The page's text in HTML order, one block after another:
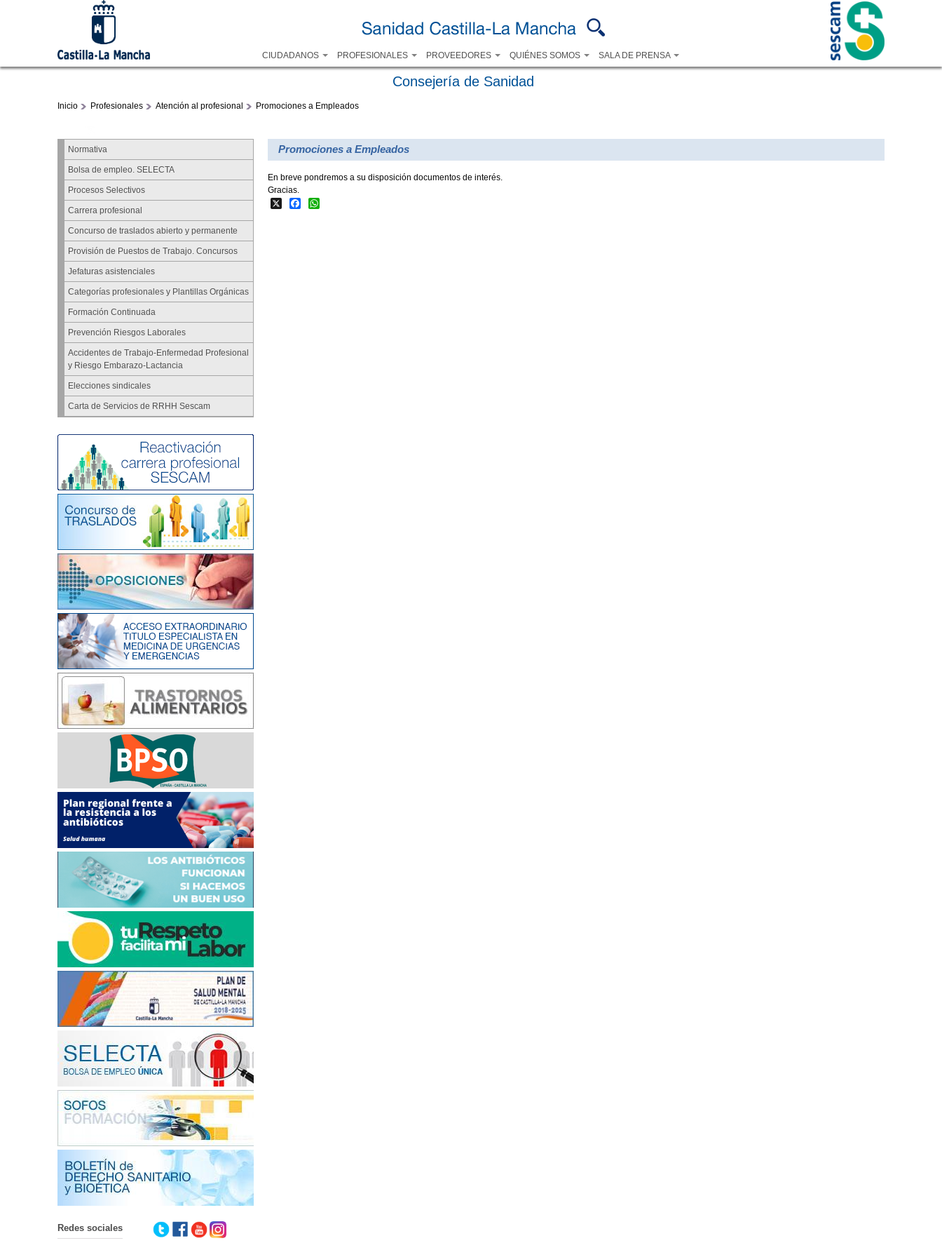
principal
CIUDADANOS PROFESIONALES PROVEEDORES QUIÉNES SOMOS SALA DE PRENSA
Consejería de Sanidad
Inicio Profesionales Atención al profesional Promociones a Empleados
Normativa
Bolsa de empleo. SELECTA
Procesos Selectivos
Carrera profesional
Concurso de traslados abierto y permanente
Provisión de Puestos de Trabajo. Concursos
Jefaturas asistenciales
Categorías profesionales y Plantillas Orgánicas
Formación Continuada
Prevención Riesgos Laborales
Accidentes de Trabajo-Enfermedad Profesional
y Riesgo Embarazo-Lactancia
Elecciones sindicales
Carta de Servicios de RRHH Sescam
Redes sociales
Promociones a Empleados
En breve pondremos a su disposición documentos de interés.
Gracias.
Facebook